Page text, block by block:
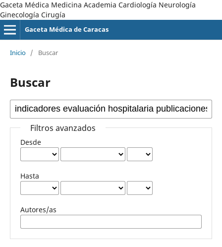
Gaceta Médica Medicina Academia Cardiología Neurología
Ginecología Cirugía
Gaceta Médica de Caracas
Inicio / Buscar
Buscar
Filtros avanzados
Desde
Hasta
Autores/as